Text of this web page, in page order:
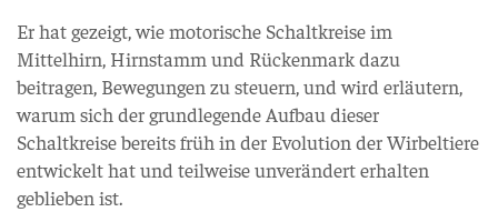
Er hat gezeigt, wie motorische Schaltkreise im
Mittelhirn, Hirnstamm und Rückenmark dazu
beitragen, Bewegungen zu steuern, und wird erläutern,
warum sich der grundlegende Aufbau dieser
Schaltkreise bereits früh in der Evolution der Wirbeltiere
entwickelt hat und teilweise unverändert erhalten
geblieben ist.